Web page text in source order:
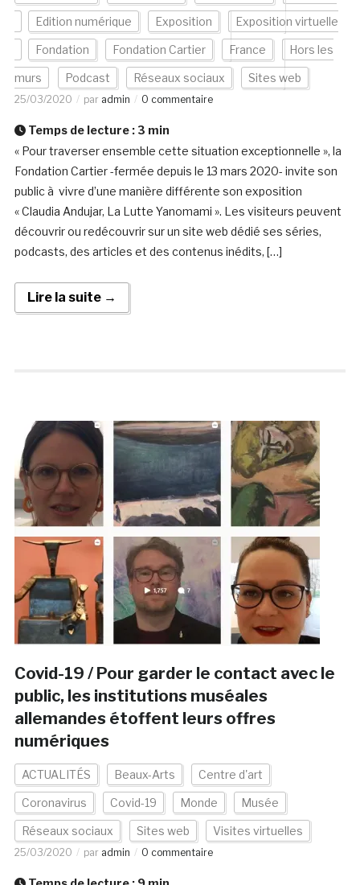
Edition numérique Exposition Exposition virtuelle
Fondation Fondation Cartier France Hors les
murs Podcast Réseaux sociaux Sites web
25/03/2020 par admin 0 commentaire
Temps de lecture : 3 min
« Pour traverser ensemble cette situation exceptionnelle », la
Fondation Cartier -fermée depuis le 13 mars 2020- invite son
public à vivre d’une manière différente son exposition
« Claudia Andujar, La Lutte Yanomami ». Les visiteurs peuvent
découvrir ou redécouvrir sur un site web dédié ses séries,
podcasts, des articles et des contenus inédits, […]
Lire la suite →
Covid-19 / Pour garder le contact avec le
public, les institutions muséales
allemandes étoffent leurs offres
numériques
ACTUALITÉS Beaux-Arts Centre d'art
Coronavirus Covid-19 Monde Musée
Réseaux sociaux Sites web Visites virtuelles
25/03/2020 par admin 0 commentaire